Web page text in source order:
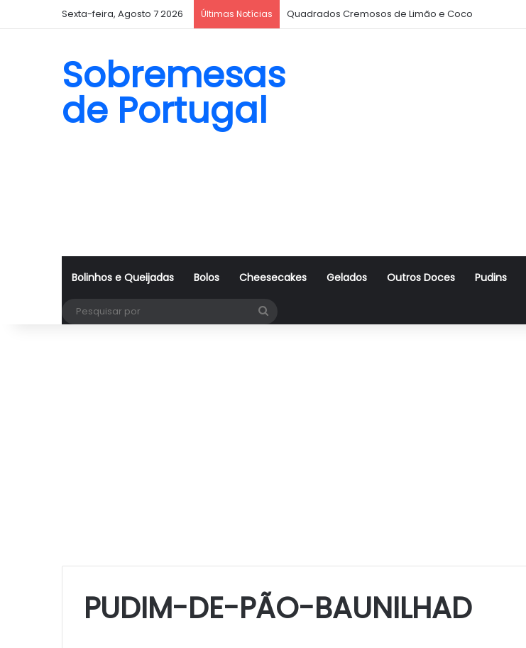
Sexta-feira, Agosto 7 2026 Últimas Notícias Quadrados Cremosos de Limão e Coco
Sobremesas
de Portugal
Bolinhos e Queijadas Bolos Cheesecakes Gelados Outros Doces Pudins
PUDIM-DE-PÃO-BAUNILHAD